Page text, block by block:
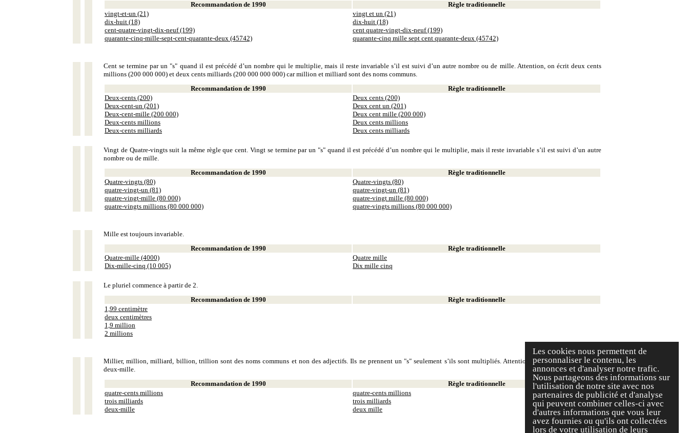
Les cookies nous permettent de
personnaliser le contenu, les
annonces et d'analyser notre trafic.
Nous partageons des informations sur
l'utilisation de notre site avec nos
partenaires de publicité et d'analyse
qui peuvent combiner celles-ci avec
d'autres informations que vous leur
avez fournies ou qu'ils ont collectées
lors de votre utilisation de leurs
Recommandation de 1990
Règle traditionnelle
vingt-et-un (21)
dix-huit (18)
cent-quatre-vingt-dix-neuf (199)
quarante-cinq-mille-sept-cent-quarante-deux (45742)
vingt et un (21)
dix-huit (18)
cent quatre-vingt-dix-neuf (199)
quarante-cinq mille sept cent quarante-deux (45742)
Cent se termine par un "s" quand il est précédé d’un nombre qui le multiplie, mais il reste invariable s’il est suivi d’un autre nombre ou de mille. Attention, on écrit deux cents
millions (200 000 000) et deux cents milliards (200 000 000 000) car million et milliard sont des noms communs.
Recommandation de 1990
Règle traditionnelle
Deux-cents (200)
Deux-cent-un (201)
Deux-cent-mille (200 000)
Deux-cents millions
Deux-cents milliards
Deux cents (200)
Deux cent un (201)
Deux cent mille (200 000)
Deux cents millions
Deux cents milliards
Vingt de Quatre-vingts suit la même règle que cent. Vingt se termine par un "s" quand il est précédé d’un nombre qui le multiplie, mais il reste invariable s’il est suivi d’un autre
nombre ou de mille.
Recommandation de 1990
Règle traditionnelle
Quatre-vingts (80)
quatre-vingt-un (81)
quatre-vingt-mille (80 000)
quatre-vingts millions (80 000 000)
Quatre-vingts (80)
quatre-vingt-un (81)
quatre-vingt mille (80 000)
quatre-vingts millions (80 000 000)
Mille est toujours invariable.
Recommandation de 1990
Règle traditionnelle
Quatre-mille (4000)
Dix-mille-cinq (10 005)
Quatre mille
Dix mille cinq
Le pluriel commence à partir de 2.
Recommandation de 1990
Règle traditionnelle
1,99 centimètre
deux centimètres
1,9 million
2 millions
Millier, million, milliard, billion, trillion sont des noms communs et non des adjectifs. Ils ne prennent un "s" seulement s’ils sont multipliés. Attention, on écrit deux milliers et
deux-mille.
Recommandation de 1990
Règle traditionnelle
quatre-cents millions
trois milliards
deux-mille
quatre-cents millions
trois milliards
deux mille